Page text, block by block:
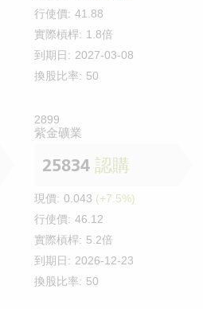
行使價: 41.88
實際槓桿: 1.8倍
到期日: 2027-03-08
換股比率: 50
2899
紫金礦業
25834 認購
現價: 0.043 (+7.5%)
行使價: 46.12
實際槓桿: 5.2倍
到期日: 2026-12-23
換股比率: 50